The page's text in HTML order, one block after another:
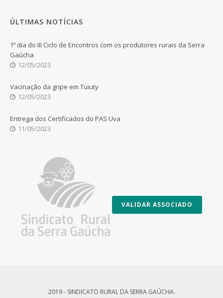
ÚLTIMAS NOTÍCIAS
1º dia do III Ciclo de Encontros com os produtores rurais da Serra
Gaúcha
12/05/2023
Vacinação da gripe em Tuiuty
12/05/2023
Entrega dos Certificados do PAS Uva
11/05/2023
VALIDAR ASSOCIADO
2019 - SINDICATO RURAL DA SERRA GAÚCHA.